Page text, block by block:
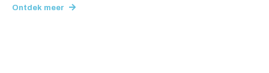
Ontdek meer